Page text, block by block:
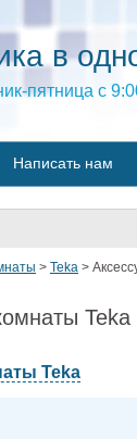
в
пятница с
Написать нам
> Teka >
Teka